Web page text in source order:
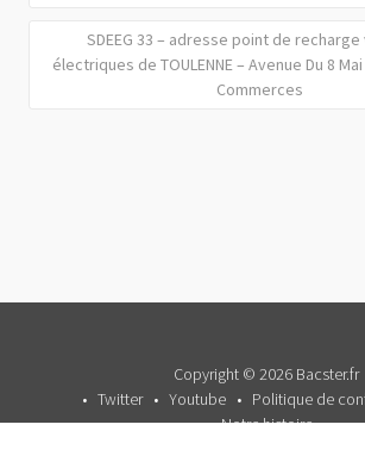
SDEEG 33 – adresse point de
électriques de TOULENNE – Avenue Du 8
Commerces
Copyright © 2026 Bacster.fr
Twitter
Youtube
Politique de
Notre histoire